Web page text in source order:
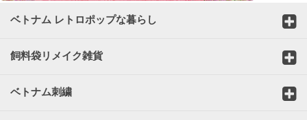
ベトナム レトロポップな暮らし
飼料袋リメイク雑貨
ベトナム刺繍